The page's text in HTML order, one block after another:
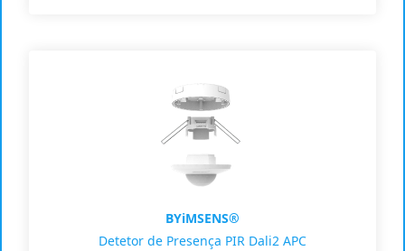
BYiMSENS®
Detetor de Presença PIR Dali2 APC